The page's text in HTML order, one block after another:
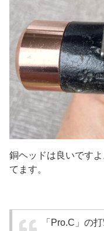
銅ヘッドは良いです
てます。
「Pro.C」の